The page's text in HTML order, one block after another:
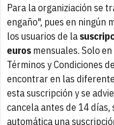
Para la organiziación se
engaño", pues en ningún
los usuarios de la
euros mensuales. Solo
Términos y Condiciones
encontrar en las
esta suscripción y se
cancela antes de 14
automática una